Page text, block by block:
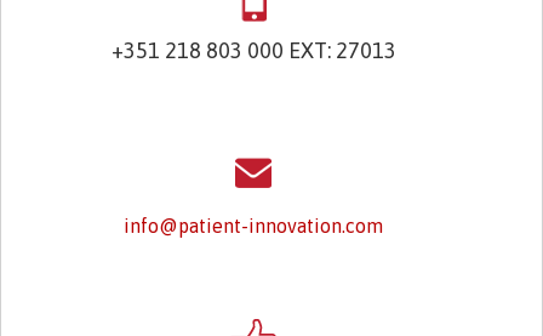
+351 218 803 000 EXT: 27013
info@patient-innovation.com